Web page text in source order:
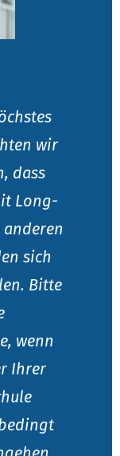
wir
dass
Long-
sich
Bitte
wenn
Ihrer